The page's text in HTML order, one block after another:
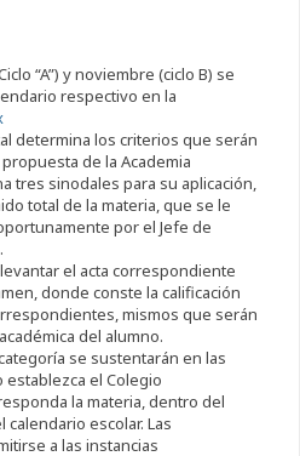
“A”) y noviembre (ciclo B) se
respectivo en la
determina los criterios que serán
de la Academia
tres sinodales para su aplicación,
total de la materia, que se le
por el Jefe de
el acta correspondiente
donde conste la calificación
mismos que serán
del alumno.
se sustentarán en las
el Colegio
la materia, dentro del
escolar. Las
a las instancias